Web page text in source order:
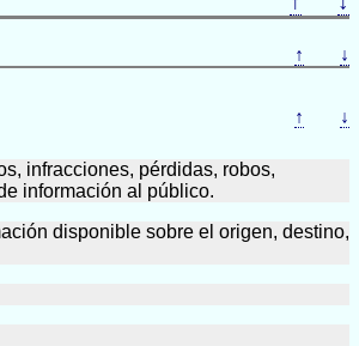
↑ ↓
↑ ↓
infracciones, pérdidas, robos,
información al público.
disponible sobre el origen, destino,